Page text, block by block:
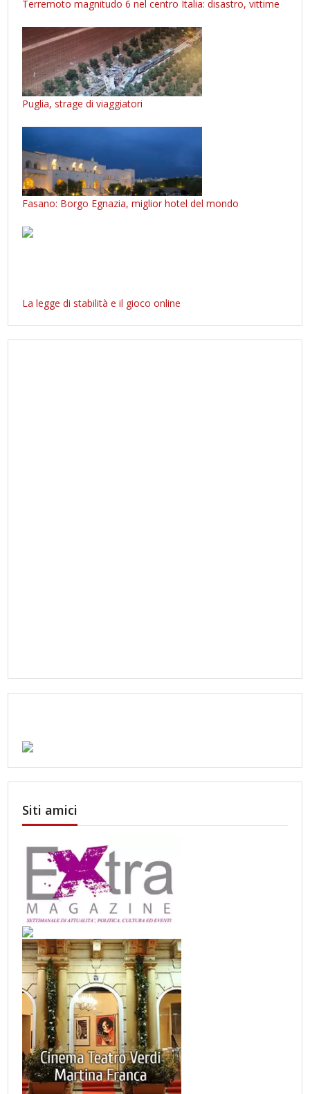
Terremoto magnitudo 6 nel centro Italia: disastro, vittime
Puglia, strage di viaggiatori
Fasano: Borgo Egnazia, miglior hotel del mondo
La legge di stabilità e il gioco online
Siti amici